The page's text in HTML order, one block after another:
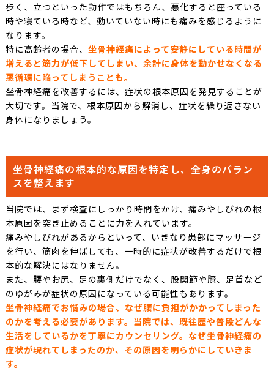
歩く、立つといった動作ではもちろん、悪化すると座っている
時や寝ている時など、動いていない時にも痛みを感じるように
なります。
特に高齢者の場合、 坐骨神経痛によって安静にしている時間が
増えると筋力が低下してしまい、余計に身体を動かせなくなる
悪循環に陥ってしまうことも。
坐骨神経痛を改善するには、症状の根本原因を発見することが
大切です。当院で、根本原因から解消し、症状を繰り返さない
身体になりましょう。
坐骨神経痛の根本的な原因を特定し、全身のバラン
スを整えます
当院では、まず検査にしっかり時間をかけ、痛みやしびれの根
本原因を突き止めることに力を入れています。
痛みやしびれがあるからといって、いきなり患部にマッサージ
を行い、筋肉を伸ばしても、一時的に症状が改善するだけで根
本的な解決にはなりません。
また、腰やお尻、足の裏側だけでなく、股関節や膝、足首など
のゆがみが症状の原因になっている可能性もあります。
坐骨神経痛でお悩みの場合、なぜ腰に負担がかかってしまった
のかを考える必要があります。当院では、既往歴や普段どんな
生活をしているかを丁寧にカウンセリング。なぜ坐骨神経痛の
症状が現れてしまったのか、その原因を明らかにしていきま
す。